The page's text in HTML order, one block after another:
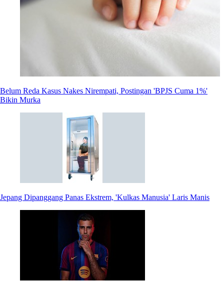
Belum Reda Kasus Nakes Nirempati, Postingan 'BPJS Cuma 1%'
Bikin Murka
Jepang Dipanggang Panas Ekstrem, 'Kulkas Manusia' Laris Manis